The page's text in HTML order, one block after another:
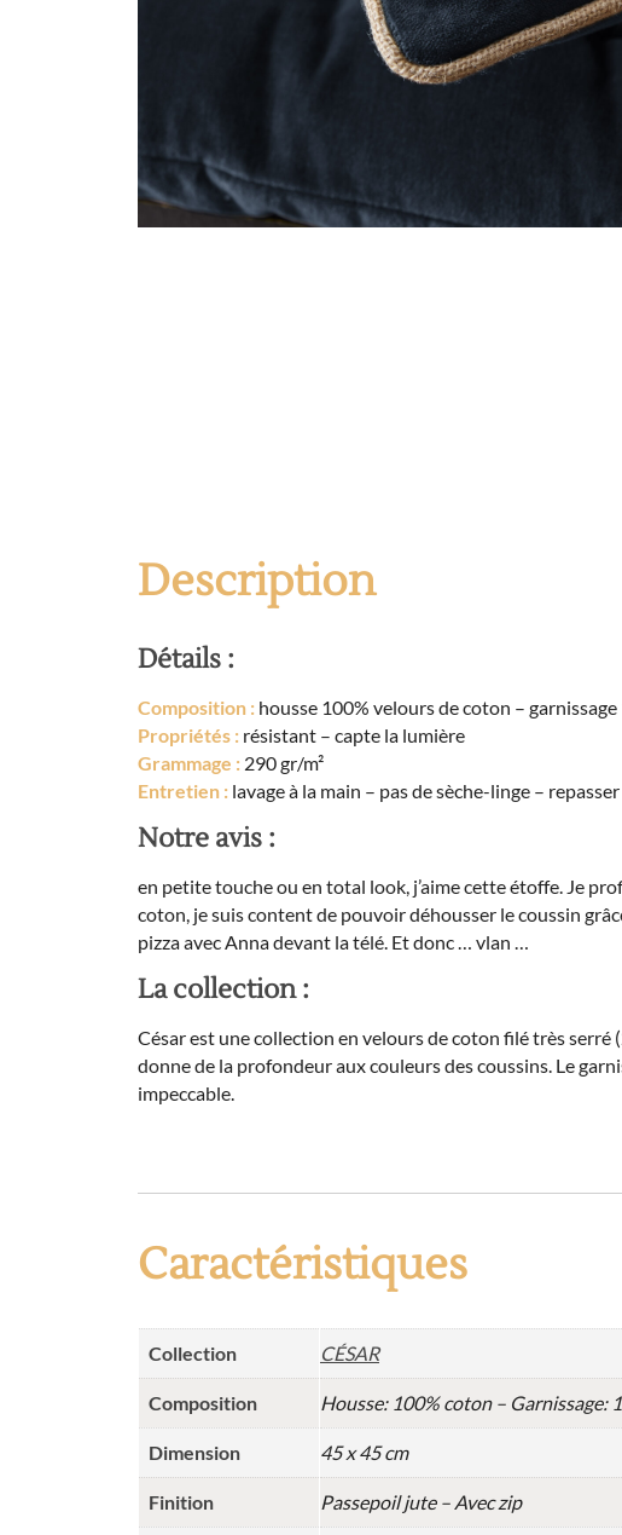
Description
Détails :
Composition : housse 100% velours de coton –
Propriétés : résistant – capte la lumière
Grammage : 290 gr/m²
Entretien : lavage à la main – pas de sèche-linge – repasser
Notre avis :
en petite touche ou en total look, j’aime cette étoffe. Je
coton, je suis content de pouvoir déhousser le coussin
pizza avec Anna devant la télé. Et donc … vlan …
La collection :
César est une collection en velours de coton filé très serré
donne de la profondeur aux couleurs des coussins. Le
impeccable.
Caractéristiques
Collection CÉSAR
Composition Housse: 100% coton – Garnissage:
Dimension 45 x 45 cm
Finition Passepoil jute – Avec zip